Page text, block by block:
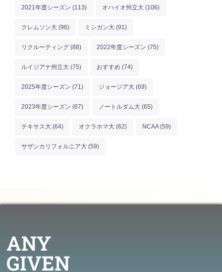
2021年度シーズン (113) オハイオ州立大 (106)
クレムソン大 (96) ミシガン大 (91)
リクルーティング (88) 2022年度シーズン (75)
ルイジアナ州立大 (75) おすすめ (74)
2025年度シーズン (71) ジョージア大 (69)
2023年度シーズン (67) ノートルダム大 (65)
テキサス大 (64) オクラホマ大 (62) NCAA(59)
サザンカリフォルニア大 (59)
ANY
GIVEN